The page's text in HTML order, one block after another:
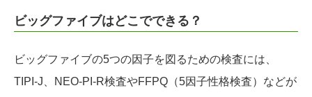
ビッグファイブはどこでできる？
ビッグファイブの5つの因子を図るための検査には、
TIPI-J、NEO-PI-R検査やFFPQ（5因子性格検査）などが